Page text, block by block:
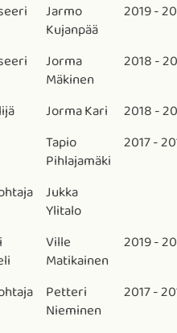
Jarmo
Kujanpää
2019 -
Jorma
Mäkinen
2018 -
Jorma Kari
2018 -
Tapio
Pihlajamäki
2017 -
Jukka
Ylitalo
Ville
Matikainen
2019 -
Petteri
Nieminen
2017 -